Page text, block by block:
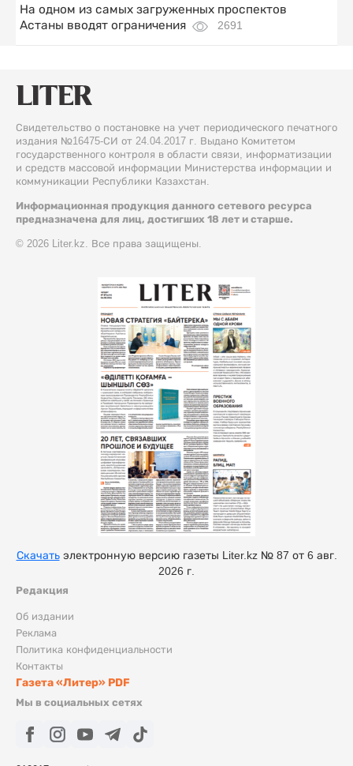
На одном из самых загруженных проспектов
Астаны вводят ограничения
2691
Свидетельство о постановке на учет периодического печатного
издания №16475-СИ от 24.04.2017 г. Выдано Комитетом
государственного контроля в области связи, информатизации
и средств массовой информации Министерства информации и
коммуникации Республики Казахстан.
Информационная продукция данного сетевого ресурса
предназначена для лиц, достигших 18 лет и старше.
© 2026 Liter.kz. Все права защищены.
Редакция
Об издании
Реклама
Политика конфиденциальности
Контакты
Газета «Литер» PDF
Мы в социальных сетях
Скачатьэлектронную версию газеты Liter.kz № 87 от 6 авг.
2026 г.